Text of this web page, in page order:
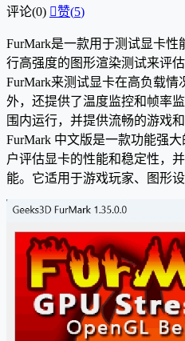
评论(0) 赞(5)
FurMark是一款用于测试显卡
行高强度的图形渲染测试来评
FurMark来测试显卡在高负载
外，还提供了温度监控和帧率
围内运行，并提供流畅的游戏
FurMark 中文版是一款功能强
户评估显卡的性能和稳定性，
能。它适用于游戏玩家、图形